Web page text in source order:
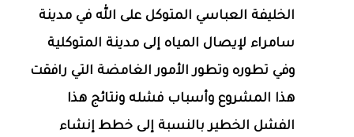
الخليفة العباسي المتوكل على الله في مدينة
سامراء لإيصال المياه إلى مدينة المتوكلية
وفي تطوره وتطور الأمور الغامضة التي رافقت
هذا المشروع وأسباب فشله ونتائج هذا
الفشل الخطير بالنسبة إلى خطط إنشاء